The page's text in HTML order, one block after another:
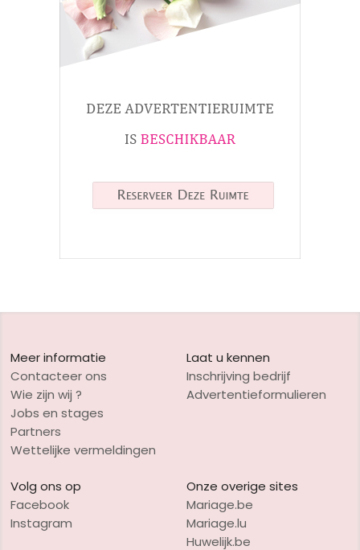
Meer informatie
Contacteer ons
Wie zijn wij ?
Jobs en stages
Partners
Wettelijke vermeldingen
Laat u kennen
Inschrijving bedrijf
Advertentieformulieren
Volg ons op
Facebook
Instagram
Onze overige sites
Mariage.be
Mariage.lu
Huwelijk.be